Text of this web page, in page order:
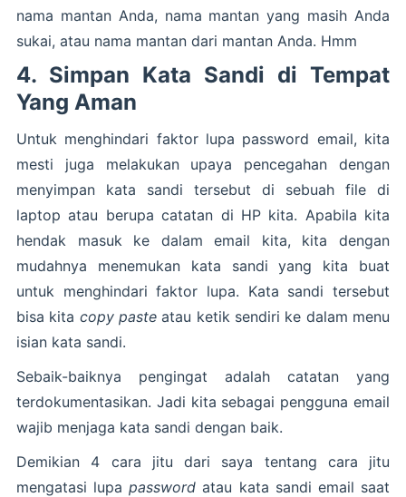
nama mantan Anda, nama mantan yang masih Anda
sukai, atau nama mantan dari mantan Anda. Hmm
4. Simpan Kata Sandi di Tempat
Yang Aman
Untuk menghindari faktor lupa password email, kita
mesti juga melakukan upaya pencegahan dengan
menyimpan kata sandi tersebut di sebuah file di
laptop atau berupa catatan di HP kita. Apabila kita
hendak masuk ke dalam email kita, kita dengan
mudahnya menemukan kata sandi yang kita buat
untuk menghindari faktor lupa. Kata sandi tersebut
bisa kita copy paste atau ketik sendiri ke dalam menu
isian kata sandi.
Sebaik-baiknya pengingat adalah catatan yang
terdokumentasikan. Jadi kita sebagai pengguna email
wajib menjaga kata sandi dengan baik.
Demikian 4 cara jitu dari saya tentang cara jitu
mengatasi lupapasswordatau kata sandi email saat